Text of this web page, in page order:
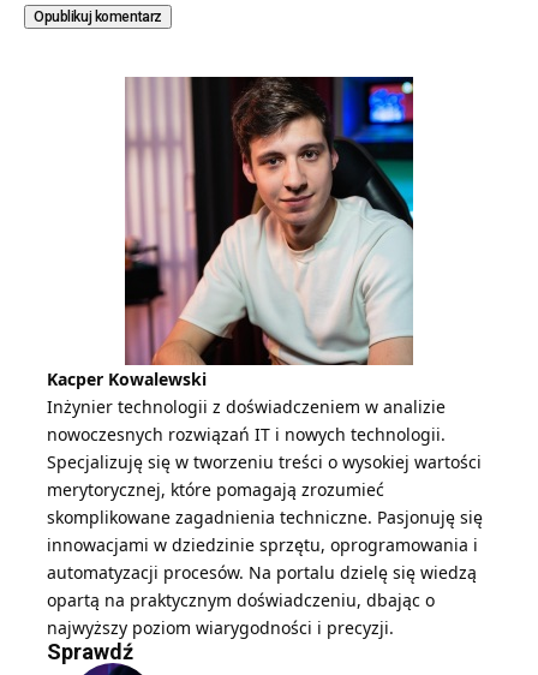
Kacper Kowalewski
Inżynier technologii z doświadczeniem w analizie
nowoczesnych rozwiązań IT i nowych technologii.
Specjalizuję się w tworzeniu treści o wysokiej wartości
merytorycznej, które pomagają zrozumieć
skomplikowane zagadnienia techniczne. Pasjonuję się
innowacjami w dziedzinie sprzętu, oprogramowania i
automatyzacji procesów. Na portalu dzielę się wiedzą
opartą na praktycznym doświadczeniu, dbając o
najwyższy poziom wiarygodności i precyzji.
Sprawdź